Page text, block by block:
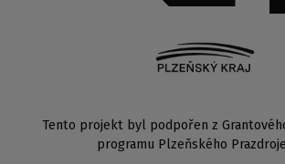
Tento projekt byl podpořen z
programu Plzeňského